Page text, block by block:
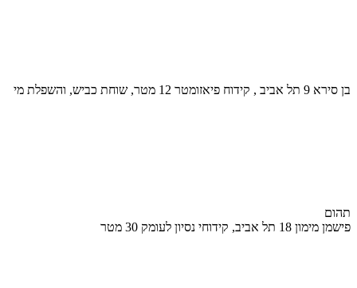
בן סירא 9 תל אביב , קידוח פיאזומטר 12 מטר, שוחת כביש, והשפלת מי
תהום
פישמן מימון 18 תל אביב, קידוחי נסיון לעומק 30 מטר